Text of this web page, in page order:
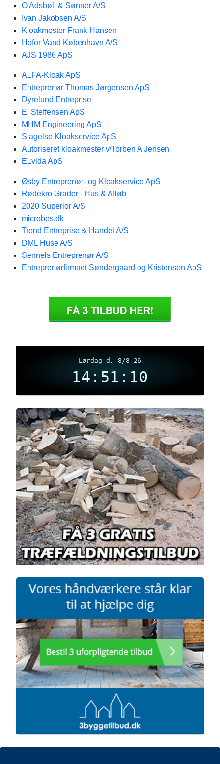
O Adsbøll & Sønner A/S
Ivan Jakobsen A/S
Kloakmester Frank Hansen
Hofor Vand København A/S
AJS 1986 ApS
ALFA-Kloak ApS
Entreprenør Thomas Jørgensen ApS
Dyrelund Entreprise
E. Steffensen ApS
MHM Engineering ApS
Slagelse Kloakservice ApS
Autoriseret kloakmester v/Torben A Jensen
ELvida ApS
Øsby Entreprenør- og Kloakservice ApS
Rødekro Grader - Hus & Afløb
2020 Superior A/S
microbes.dk
Trend Entreprise & Handel A/S
DML Huse A/S
Sennels Entreprenør A/S
Entreprenørfirmaet Søndergaard og Kristensen ApS
Lørdag d. 8/8-26
14:51:11